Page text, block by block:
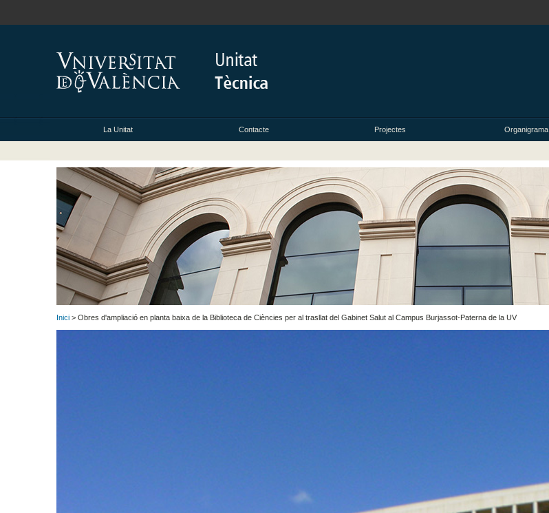
La Unitat Contacte Projectes Organigrama
Inici > Obres d'ampliació en planta baixa de la Biblioteca de Ciències per al trasllat del Gabinet Salut al Campus Burjassot-Paterna de la UV